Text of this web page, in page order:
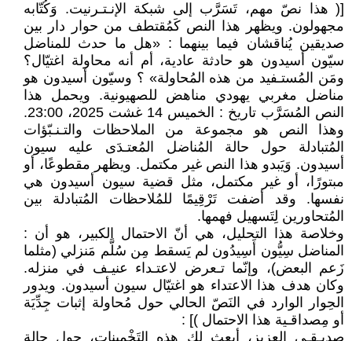
[( هذا نصّ مهم، تَسَرَّب إلى شبكة الإنـتـرنيت. وَكُتّابه
مجهولون. ويظهر هذا النص كَمُقتطف من حوار دار بين
صديقين يُناقشان فيما بينهما : «هل ما حدث للمناضل
سيّون أسيدون هو حادثة عادية، أم أنه محاولة اغتيّال؟
ومَن المُستـفيد من هذه المُحاولة» ؟ وسيّون أسيدون هو
مناضل مغربي يهودي مناهض للصهيونية. ويحمل هذا
النص المُسَرَّب تاريخ : الخميس 14 غشت 2025، 23:00.
وهذا النص هو مجموعة من الملاحظات والتـنـبّؤات
المُتبادلة حول حالة المُناضل المُعتـدَى عليه سيون
أسيدون. وَيَبدو هذا النص غير مكتمل. ويظهر مقطوعًا، أو
مبتورًا، أو غير مكتمل، مثل قضية سيون أسيدون هي
نفسها. وقد أضفت تَرْقِيمًا للمُلاحظات المُتبادلة بين
المُتحاورين لِتَسهيل فهمها.
وخلاصة هذا التحليل، هي أنّ الاحتمال الكبير، هو أن :
المناضل سِيُّون أَسِيدُون لم يَسقط مِن سُلَّم مَنزلي (مثلما
زَعم البعض)، وإنّما تـعرض لاعتـداء عنيـف في منزله.
وكان هدف هذا الاعتداء هو اغتيّال سيون أسيدون. ويدور
الحِوار الوارد في النَصّ الحالي حول مُحاولة إثبات جِدِّيَة
أو مِصداقـية هذا الاحتمال )] :
صديـقـي العزيز، أبعث لك هذه التَخْمِينات، حول حالة